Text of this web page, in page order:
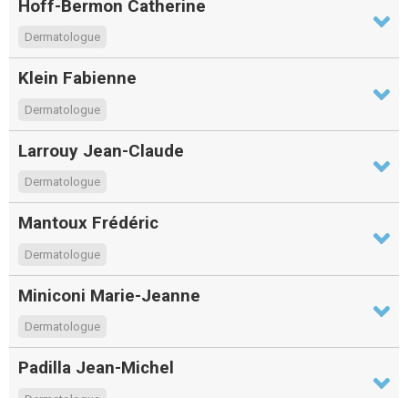
Hoff-Bermon Catherine
Dermatologue
Klein Fabienne
Dermatologue
Larrouy Jean-Claude
Dermatologue
Mantoux Frédéric
Dermatologue
Miniconi Marie-Jeanne
Dermatologue
Padilla Jean-Michel